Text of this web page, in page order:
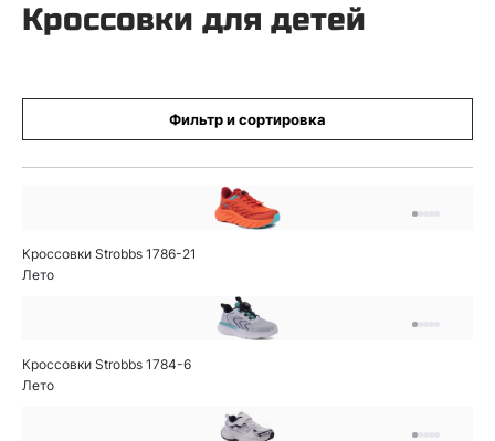
Кроссовки для детей
Фильтр и сортировка
Кроссовки Strobbs 1786-21
Лето
Кроссовки Strobbs 1784-6
Лето